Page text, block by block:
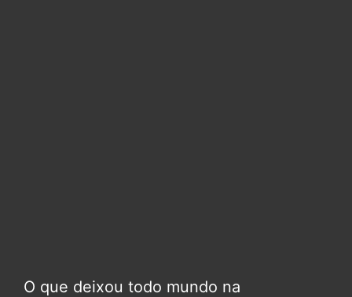
O que deixou todo mundo na